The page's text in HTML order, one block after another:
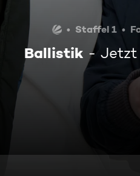
Staffel 1
Ballistik Jetzt